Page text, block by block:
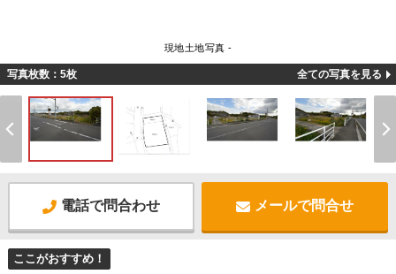
現地土地写真 -
写真枚数：5枚 全ての写真を見る
電話で問合わせ メールで問合せ
ここがおすすめ！